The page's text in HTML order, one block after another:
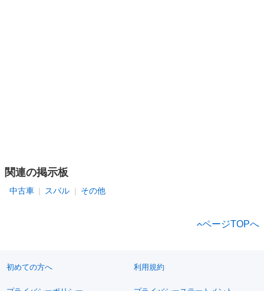
関連の掲示板
中古車 スバル その他
ページTOPへ
初めての方へ 利用規約